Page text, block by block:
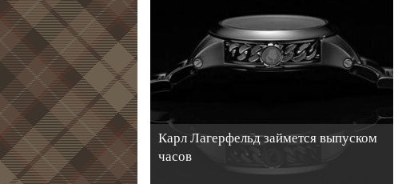
Карл Лагерфельд займется выпуском
часов